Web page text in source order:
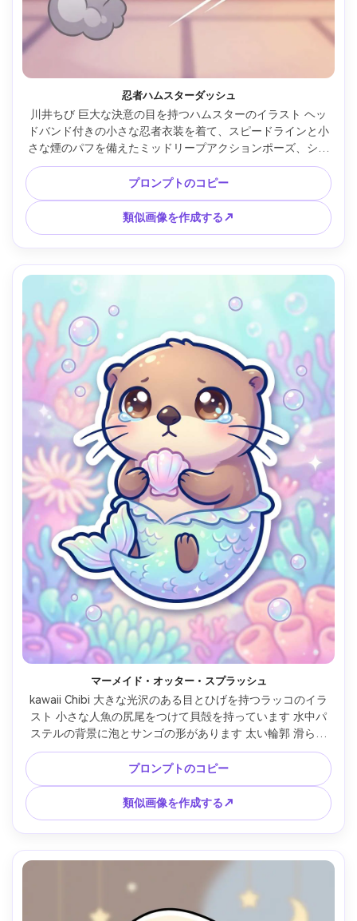
忍者ハムスターダッシュ
川井ちび 巨大な決意の目を持つハムスターのイラスト ヘッ
ドバンド付きの小さな忍者衣装を着て、スピードラインと小
さな煙のパフを備えたミッドリープアクションポーズ、シン
プルな背景で明確に、大胆なラインアート、すっきりとした
セルシェーディング、ダイナミックな構図、キュートだけど
激しいムード、高品質なキャラクターデザイン、85mmレン
ズ、浅い被写界深度、柔らかいシネマティックライティング
--ar 4:5
プロンプトのコピー
類似画像を作成する↗
マーメイド・オッター・スプラッシュ
kawaii Chibi 大きな光沢のある目とひげを持つラッコのイラ
スト 小さな人魚の尻尾をつけて貝殻を持っています 水中パ
ステルの背景に泡とサンゴの形があります 太い輪郭 滑らか
な陰影 パールのようなハイライト 愛らしい海の雰囲気 ステ
ッカーとプロフィール用のセンターキャラクター 85mmレン
ズ 浅い被写界深度 --ar 4:5
プロンプトのコピー
類似画像を作成する↗